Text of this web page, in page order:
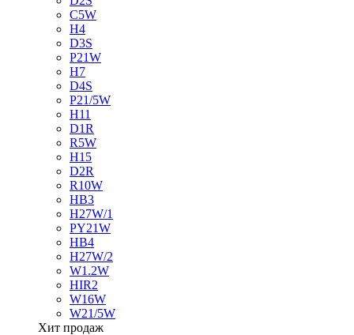
C5W
H4
D3S
P21W
H7
D4S
P21/5W
H11
D1R
R5W
H15
D2R
R10W
HB3
H27W/1
PY21W
HB4
H27W/2
W1.2W
HIR2
W16W
W21/5W
Хит продаж